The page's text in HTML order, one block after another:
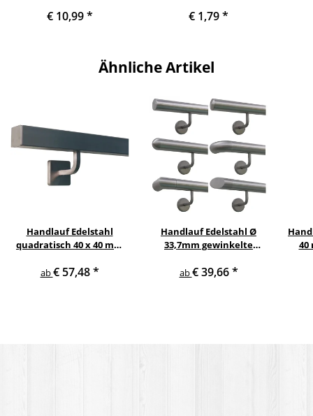
€ 10,99* € 1,79*
Ähnliche Artikel
Handlauf Edelstahl
quadratisch 40 x 40 mm
Edelstahlhalter
ab€ 57,48*
Handlauf Edelstahl Ø
33,7mm gewinkelte
ab€ 39,66*
40